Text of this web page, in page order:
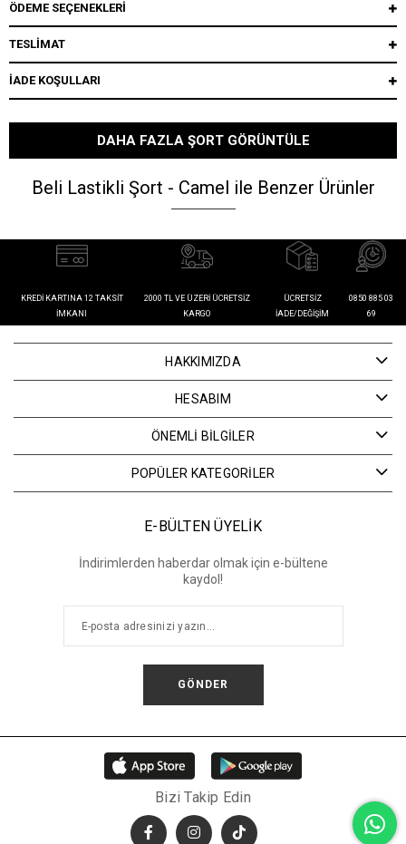
ÖDEME SEÇENEKLERI
TESLİMAT
İADE KOŞULLARI
DAHA FAZLA ŞORT GÖRÜNTÜLE
Beli Lastikli Şort - Camel ile Benzer Ürünler
KREDI KARTINA 12 TAKSIT
İMKANI
2000 TL VE ÜZERI ÜCRETSIZ
KARGO
ÜCRETSIZ
İADE/DEĞIŞIM
0850 885 03
69
HAKKIMIZDA
HESABIM
ÖNEMLİ BİLGİLER
POPÜLER KATEGORİLER
E-BÜLTEN ÜYELİK
İndirimlerden haberdar olmak için e-bültene
kaydol!
GÖNDER
Bizi Takip Edin